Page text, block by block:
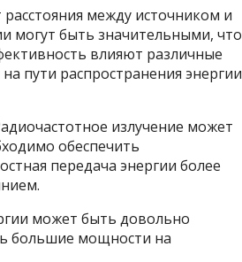
между источником и
могут быть значительными, что
влияют различные
пути распространения энергии
излучение может
обеспечить
передача энергии более
может быть довольно
большие мощности на